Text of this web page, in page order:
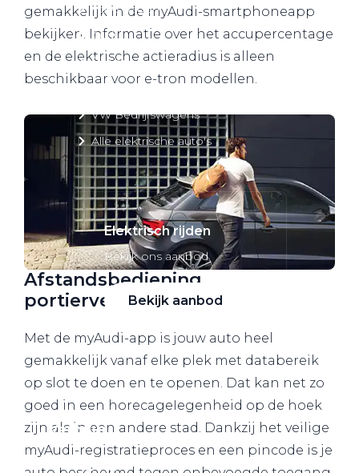
Volkswagen
Audi
Škoda
CUPRA
VW Bedrijfswagens
Alle elektrische auto's
Elektrisch rijden
Bekijk ons aanbod
Bekijk aanbod
Elektrisch rijden
Verhuur
Vestigingen
gemakkelijk in de myAudi-smartphoneapp
bekijken. Informatie over het accupercentage
en de elektrische actieradius is alleen
beschikbaar voor e-tron modellen.
Afstandsbediening
portiervergrendeling*
Met de myAudi-app is jouw auto heel
gemakkelijk vanaf elke plek met databereik
op slot te doen en te openen. Dat kan net zo
goed in een horecagelegenheid op de hoek
zijn als in een andere stad. Dankzij het veilige
myAudi-registratieproces en een pincode is je